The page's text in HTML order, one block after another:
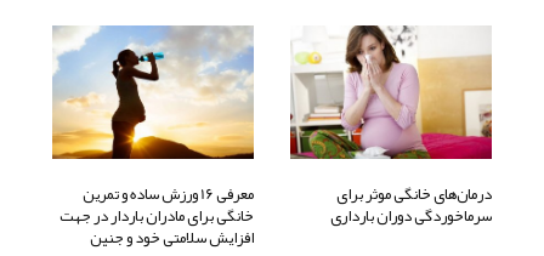
درمان‌های خانگی موثر برای
سرماخوردگی دوران بارداری
معرفی 16 ورزش ساده و تمرین
خانگی برای مادران باردار در جهت
افزایش سلامتی خود و جنین